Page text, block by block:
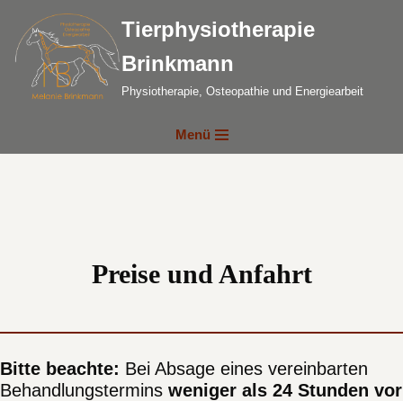
Zum
Inhalt
springen
Tierphysiotherapie
Brinkmann
Physiotherapie, Osteopathie und Energiearbeit
Menü
Preise und Anfahrt
Bitte beachte: Bei Absage eines vereinbarten
Behandlungstermins weniger als 24 Stunden vor